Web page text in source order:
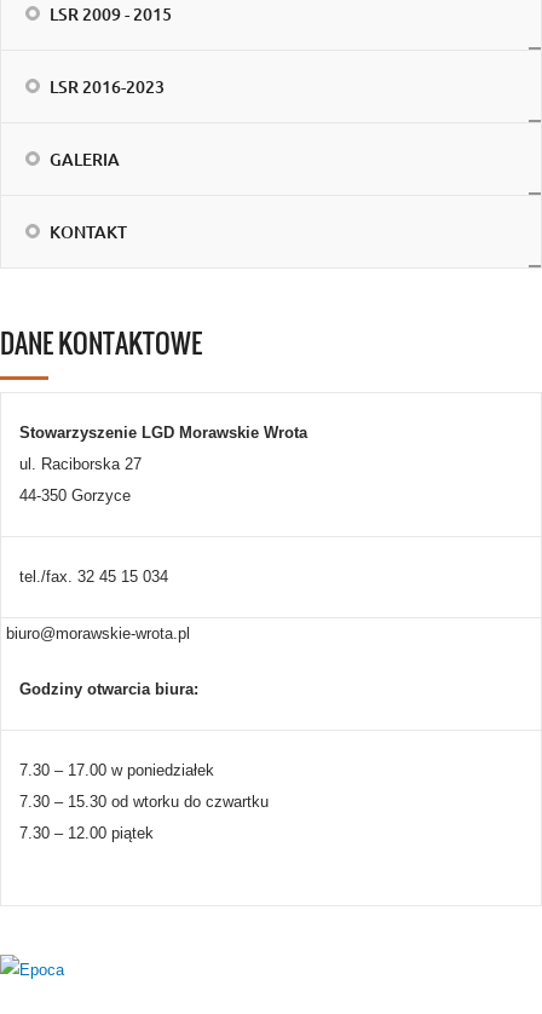
LSR 2009 - 2015
LSR 2016-2023
GALERIA
KONTAKT
DANE KONTAKTOWE
Stowarzyszenie LGD Morawskie Wrota
ul. Raciborska 27
44-350 Gorzyce
tel./fax. 32 45 15 034
biuro@morawskie-wrota.pl
Godziny otwarcia biura:
7.30 – 17.00 w poniedziałek
7.30 – 15.30 od wtorku do czwartku
7.30 – 12.00 piątek